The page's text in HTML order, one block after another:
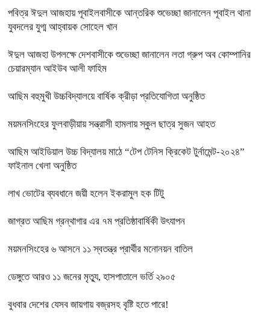
পবিত্র ঈদুল আজহায় পূবাইলবাসীকে আন্তরিক শুভেচ্ছা জানালেন পূবাইল থানা
যুবদলের যুগ্ম আহ্বায়ক সোহেল খান
ঈদুল আজহা উপলক্ষে দেশবাসীকে শুভেচ্ছা জানালেন লতা গ্রুপ অব কোম্পানির
চেয়ারম্যান আইউব আলী ফাহিম
আছিম বহুমুখী উচ্চবিদ্যালয়ে বার্ষিক ক্রীড়া প্রতিযোগিতা অনুষ্ঠিত
ময়মনসিংহের ফুলবাড়ীয়ায় সন্ত্রাসী হামলায় স্কুল ছাত্র সুজন আহত
আছিম আইডিয়াল উচ্চ বিদ্যালয় মাঠে “টেপ টেনিস ক্রিকেট টুর্নামেন্ট-২০২৪”
ফাইনাল খেলা অনুষ্ঠিত
লাখ ভোটের ব্যবধানে জয়ী হলেন ইকরামুল হক টিটু
জাগ্রত আছিম গ্রন্থাগার এর ৭ম প্রতিষ্ঠাবার্ষিকী উৎযাপন
ময়মনসিংহের ৬ আসনে ১১ স্বতন্ত্র প্রার্থীর মনোনয়ন বাতিল
ডেঙ্গুতে আরও ১১ জনের মৃত্যু, হাসপাতালে ভর্তি ২৯০৫
বুধবার দেশের যেসব জায়গায় বজ্রসহ বৃষ্টি হতে পারে!